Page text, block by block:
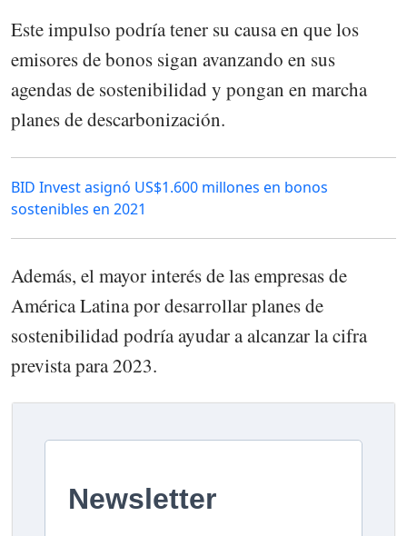
Este impulso podría tener su causa en que los
emisores de bonos sigan avanzando en sus
agendas de sostenibilidad y pongan en marcha
planes de descarbonización.
BID Invest asignó US$1.600 millones en bonos
sostenibles en 2021
Además, el mayor interés de las empresas de
América Latina por desarrollar planes de
sostenibilidad podría ayudar a alcanzar la cifra
prevista para 2023.